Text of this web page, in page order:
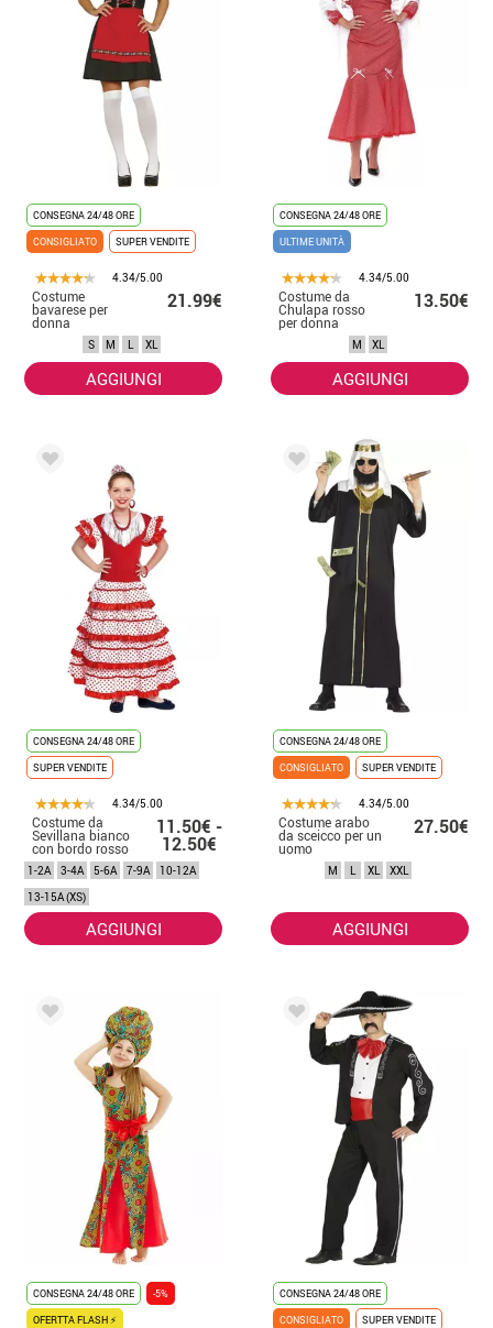
CONSEGNA 24/48 ORE
CONSIGLIATO
SUPER VENDITE
4.34/5.00
Costume
bavarese per
donna
21.99€
S M L XL
AGGIUNGI
CONSEGNA 24/48 ORE
ULTIME UNITÀ
4.34/5.00
Costume da
Chulapa rosso
per donna
13.50€
M XL
AGGIUNGI
CONSEGNA 24/48 ORE
SUPER VENDITE
4.34/5.00
Costume da
Sevillana bianco
con bordo rosso
per bambina
11.50€ -
12.50€
1-2A 3-4A 5-6A 7-9A
10-12A
13-15A (XS)
AGGIUNGI
CONSEGNA 24/48 ORE
CONSIGLIATO
SUPER VENDITE
4.34/5.00
Costume arabo
da sceicco per un
uomo
27.50€
M L XL XXL
AGGIUNGI
CONSEGNA 24/48 ORE
-5%
OFERTTA FLASH ⚡
CONSEGNA 24/48 ORE
CONSIGLIATO
SUPER VENDITE